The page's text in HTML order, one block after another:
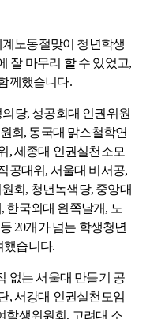
계노동절맞이 청년학생
잘 마무리 할 수 있었고,
께했습니다.
당, 성공회대 인권위원
회, 동국대 맑스철학연
, 세종대 인권실천소모
공대위, 서울대 비서공,
회, 청년녹색당, 중앙대
한국외대 왼쪽날개, 노
20개가 넘는 학생청년
했습니다.
없는 서울대 만들기 공
,서강대 인권실천모임
학생위원회 , 고려대 소